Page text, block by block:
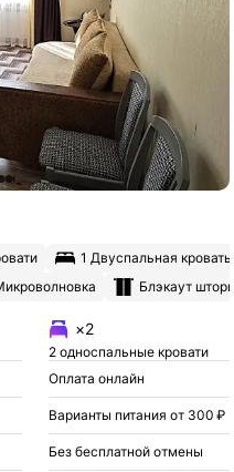
1 Двуспальная кровать
Блэкаут
×2
2 односпальные кровати
Оплата онлайн
Варианты питания от 300 ₽
Без бесплатной отмены